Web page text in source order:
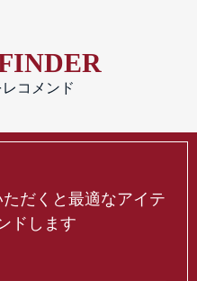
コメンド
だくと最適なアイテ
ドします